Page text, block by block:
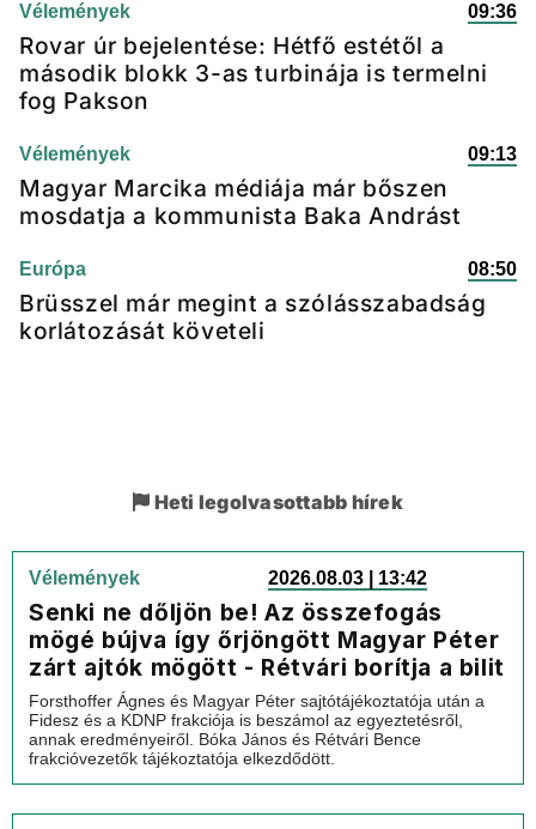
Vélemények 09:36
Rovar úr bejelentése: Hétfő estétől a
második blokk 3-as turbinája is termelni
fog Pakson
Vélemények 09:13
Magyar Marcika médiája már bőszen
mosdatja a kommunista Baka Andrást
Európa 08:50
Brüsszel már megint a szólásszabadság
korlátozását követeli
Heti legolvasottabb hírek
Vélemények 2026.08.03 | 13:42
Senki ne dőljön be! Az összefogás
mögé bújva így őrjöngött Magyar Péter
zárt ajtók mögött - Rétvári borítja a bilit
Forsthoffer Ágnes és Magyar Péter sajtótájékoztatója után a
Fidesz és a KDNP frakciója is beszámol az egyeztetésről,
annak eredményeiről. Bóka János és Rétvári Bence
frakcióvezetők tájékoztatója elkezdődött.